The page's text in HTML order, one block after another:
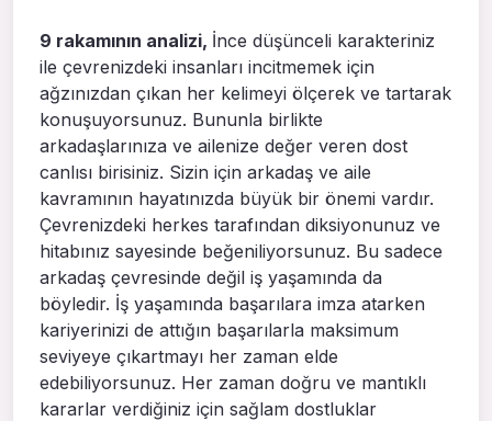
9 rakamının analizi, İnce düşünceli karakteriniz
ile çevrenizdeki insanları incitmemek için
ağzınızdan çıkan her kelimeyi ölçerek ve tartarak
konuşuyorsunuz. Bununla birlikte
arkadaşlarınıza ve ailenize değer veren dost
canlısı birisiniz. Sizin için arkadaş ve aile
kavramının hayatınızda büyük bir önemi vardır.
Çevrenizdeki herkes tarafından diksiyonunuz ve
hitabınız sayesinde beğeniliyorsunuz. Bu sadece
arkadaş çevresinde değil iş yaşamında da
böyledir. İş yaşamında başarılara imza atarken
kariyerinizi de attığın başarılarla maksimum
seviyeye çıkartmayı her zaman elde
edebiliyorsunuz. Her zaman doğru ve mantıklı
kararlar verdiğiniz için sağlam dostluklar